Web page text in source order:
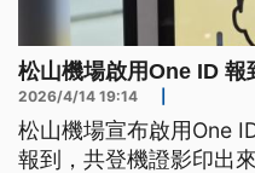
松山機場啟用One ID 報
2026/4/14 19:14
松山機場宣布啟用One
報到，共登機證影印出